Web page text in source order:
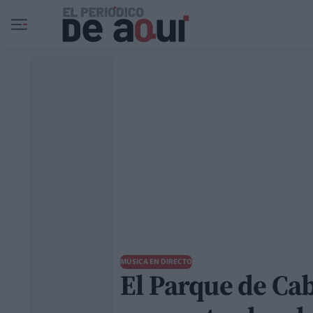
Ir al contenido principal
MÚSICA EN DIRECTO
El Parque de